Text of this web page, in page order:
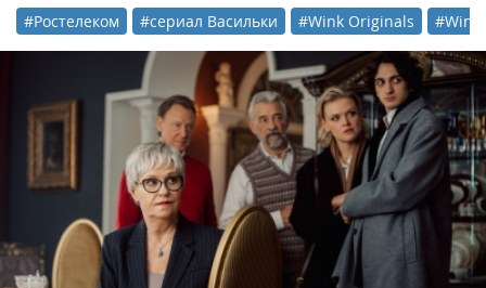
#Ростелеком #сериал Васильки #Wink Originals #Wink